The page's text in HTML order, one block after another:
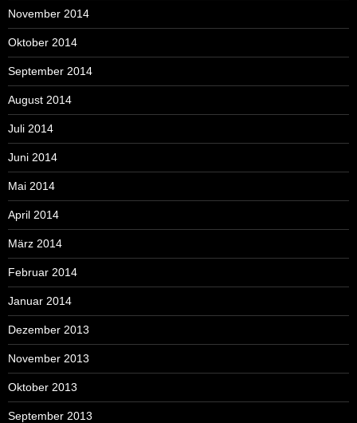
November 2014
Oktober 2014
September 2014
August 2014
Juli 2014
Juni 2014
Mai 2014
April 2014
März 2014
Februar 2014
Januar 2014
Dezember 2013
November 2013
Oktober 2013
September 2013